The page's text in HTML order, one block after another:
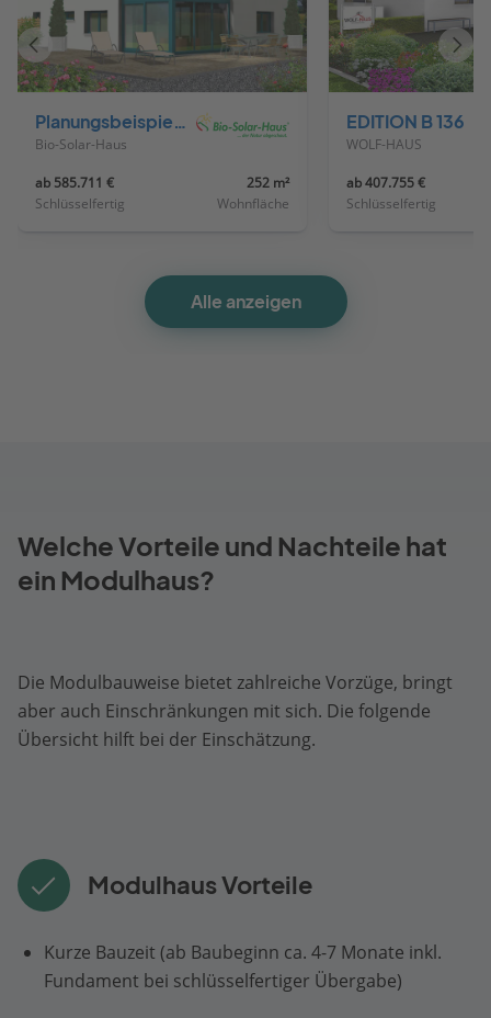
Planungsbeispiel 252H20
Bio-Solar-Haus
ab 585.711 €
Schlüsselfertig
252 m²
Wohnfläche
EDITION B 136
WOLF-HAUS
ab 407.755 €
Schlüsselfertig
Vorheriges
Haus
Haus
Alle anzeigen
Welche Vorteile und Nachteile hat
ein Modulhaus?
Die Modulbauweise bietet zahlreiche Vorzüge, bringt
aber auch Einschränkungen mit sich. Die folgende
Übersicht hilft bei der Einschätzung.
Modulhaus Vorteile
Kurze Bauzeit (ab Baubeginn ca. 4-7 Monate inkl.
Fundament bei schlüsselfertiger Übergabe)